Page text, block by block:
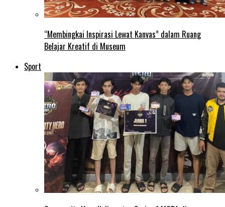
“Membingkai Inspirasi Lewat Kanvas” dalam Ruang
Belajar Kreatif di Museum
Sport